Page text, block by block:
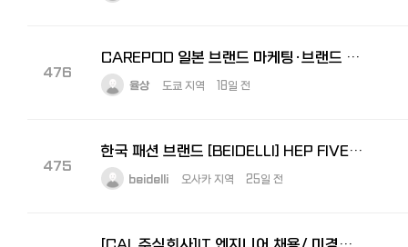
476
CAREPOD 일본 브랜드 마케팅·브랜드 전략 경력 채용
율상 도쿄 지역 18일 전
475
한국 패션 브랜드 [BEIDELLI] HEP FIVE 점포 관리자 모집
beidelli 오사카 지역 25일 전